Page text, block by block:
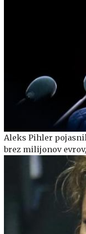
Aleks Pihler
brez milijonov